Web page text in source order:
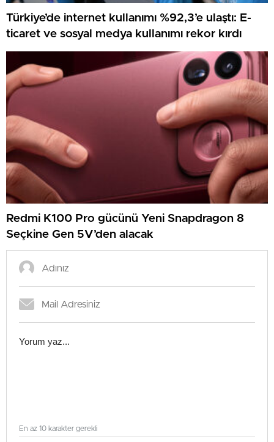
Türkiye’de internet kullanımı %92,3’e ulaştı: E-
ticaret ve sosyal medya kullanımı rekor kırdı
Redmi K100 Pro gücünü Yeni Snapdragon 8
Seçkine Gen 5V’den alacak
En az 10 karakter gerekli